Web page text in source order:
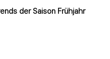
der Saison Frühjahr